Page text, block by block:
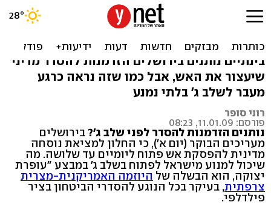
החלון לנוסחה מדינית -
יומיים עד שלושה
בינתיים נותנים בירושלים הזדמנות להסדר מדיני
שיעצור את האש, אבל כמו שזה נראה כרגע
מעבר לשלב ג' בלתי נמנע
רוני סופר
פורסם: 11.01.09, 08:23
נותנים הזדמנות להסדר לפני שלב ג'? בירושלים
מעריכים הבוקר (יום א'), כי החלון למציאת נוסחה
מדינית להפסקת אש פתוח ליומיים עד שלושה. מה
שיכול למנוע מישראל לפתוח בשלב ג' במבצע "עופרת
יצוקה, הוא הבשלה של היוזמה האמריקנית-מצרית
צרפתית, בעיקר בכל הנוגע להסדרי הביטחון בציר
פילדלפי.